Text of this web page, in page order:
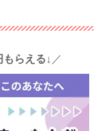
らえる↓ ／